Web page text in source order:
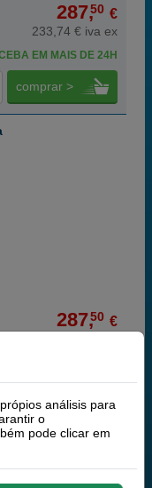
287,50 €
233,74 € iva ex
EM MAIS DE 24H
comprar >
287,50 €
análisis para
o
pode clicar em